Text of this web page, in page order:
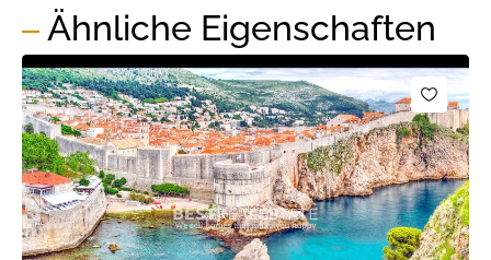
Ähnliche Eigenschaften